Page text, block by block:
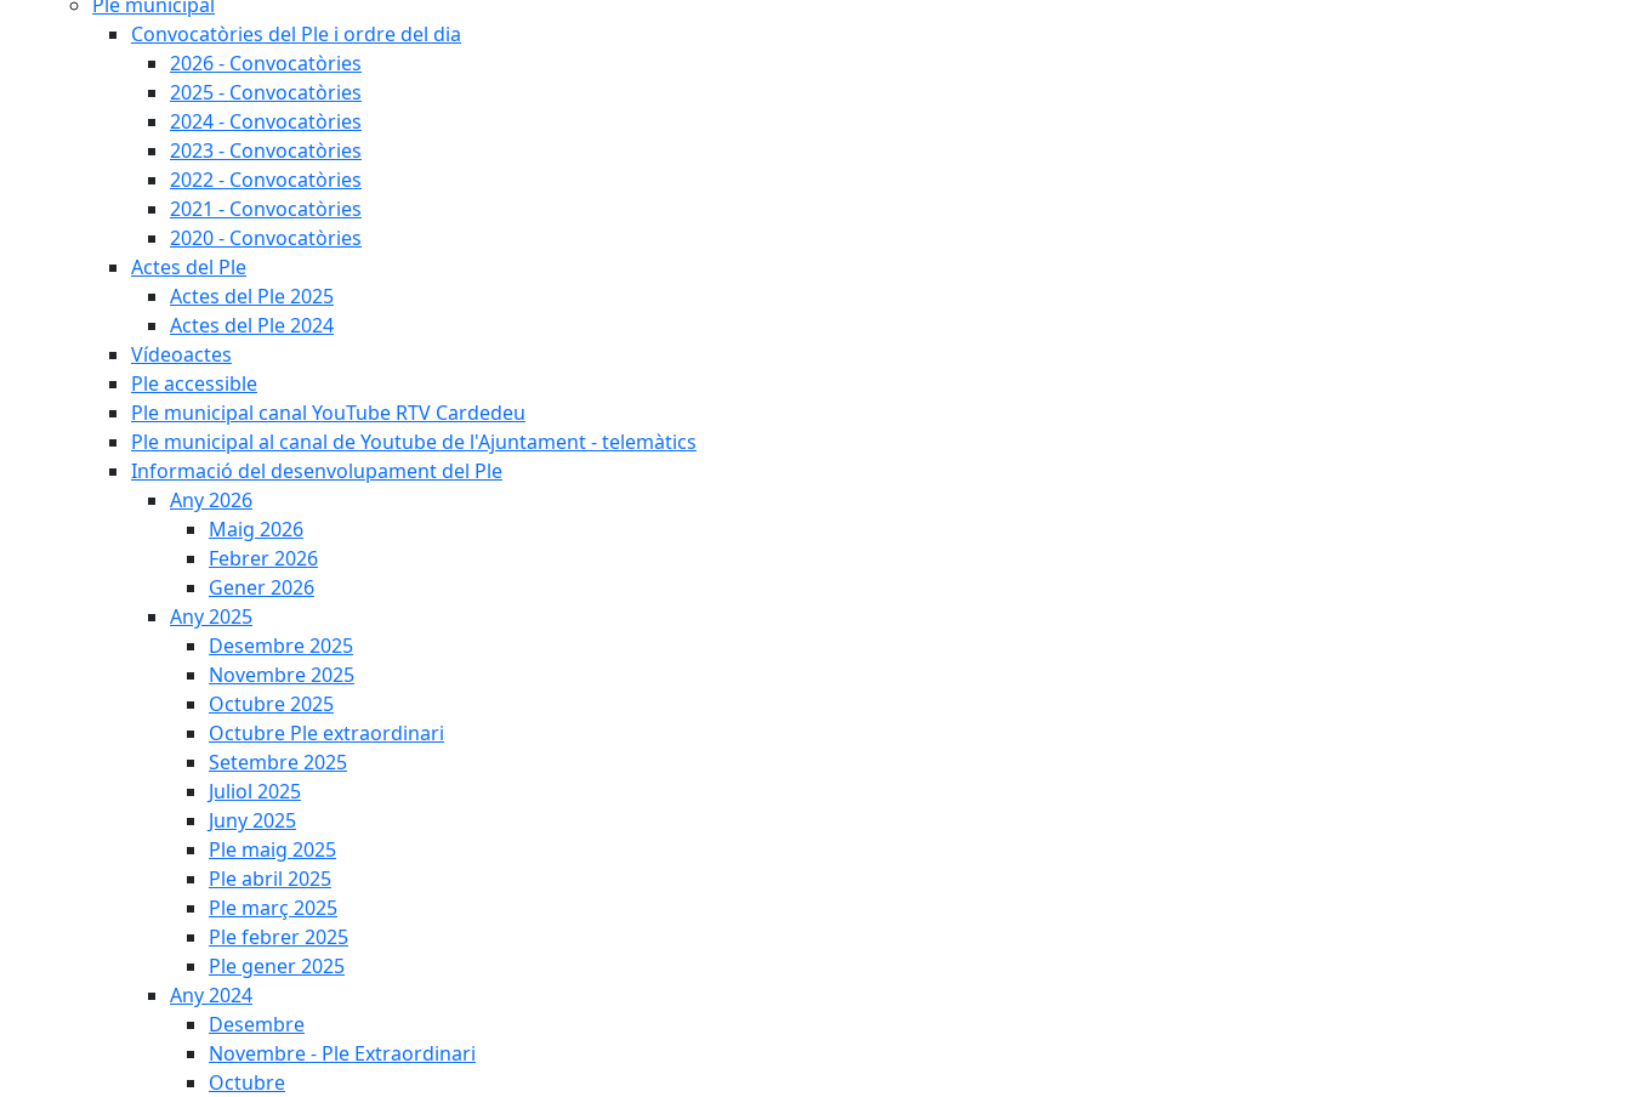
Convocatòries del Ple i ordre del dia
2026 - Convocatòries
2025 - Convocatòries
2024 - Convocatòries
2023 - Convocatòries
2022 - Convocatòries
2021 - Convocatòries
2020 - Convocatòries
Actes del Ple
Actes del Ple 2025
Actes del Ple 2024
Vídeoactes
Ple accessible
Ple municipal canal YouTube RTV Cardedeu
Ple municipal al canal de Youtube de l'Ajuntament - telemàtics
Informació del desenvolupament del Ple
Any 2026
Maig 2026
Febrer 2026
Gener 2026
Any 2025
Desembre 2025
Novembre 2025
Octubre 2025
Octubre Ple extraordinari
Setembre 2025
Juliol 2025
Juny 2025
Ple maig 2025
Ple abril 2025
Ple març 2025
Ple febrer 2025
Ple gener 2025
Any 2024
Desembre
Novembre - Ple Extraordinari
Octubre